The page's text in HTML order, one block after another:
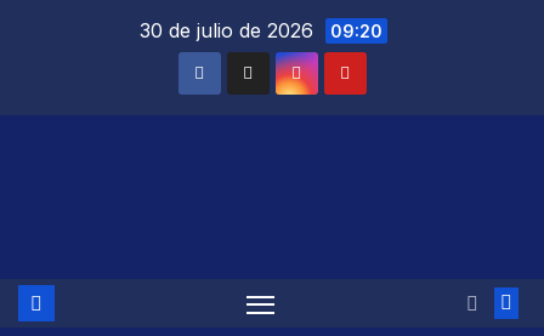
30 de julio de 2026 09:20